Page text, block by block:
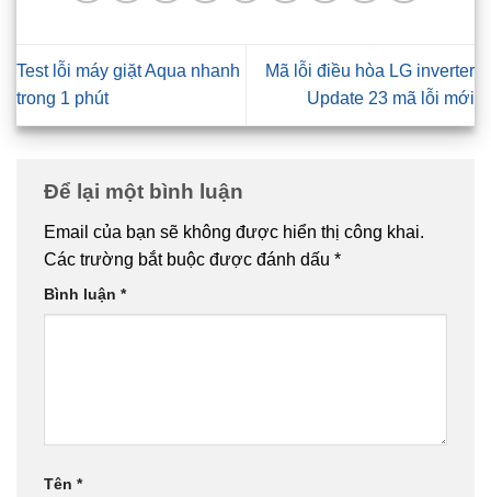
Test lỗi máy giặt Aqua nhanh
trong 1 phút
Mã lỗi điều hòa LG inverter
Update 23 mã lỗi mới
Để lại một bình luận
Email của bạn sẽ không được hiển thị công khai.
Các trường bắt buộc được đánh dấu *
Bình luận *
Tên *